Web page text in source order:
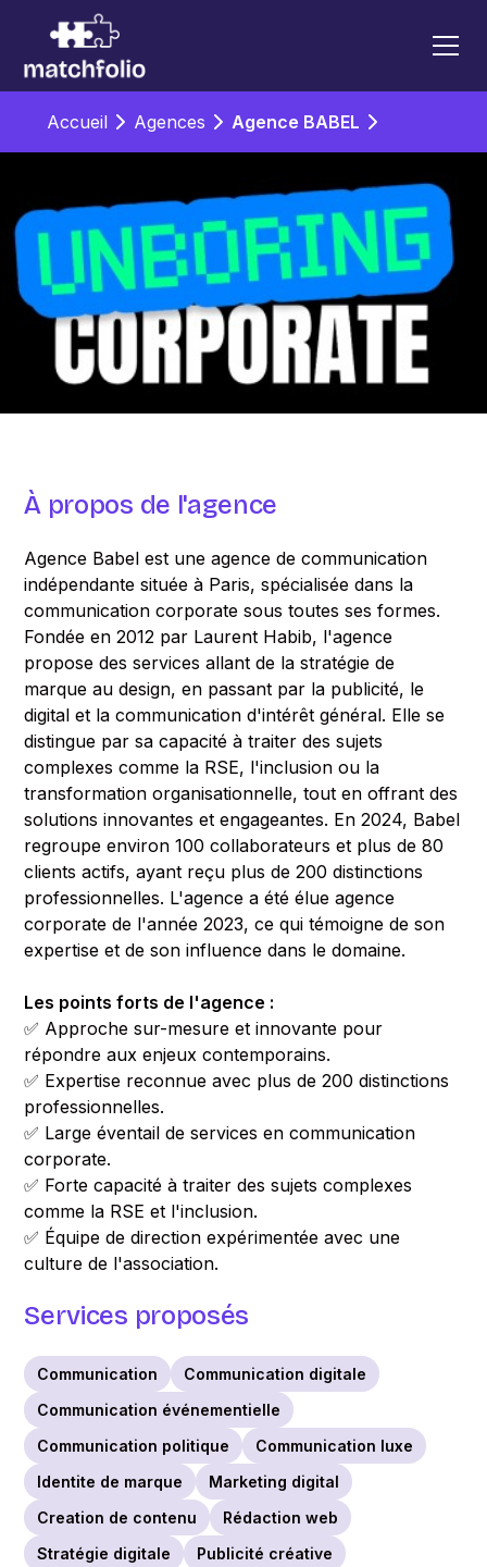
Accueil Agences Agence BABEL
À propos de l'agence
Agence Babel est une agence de communication
indépendante située à Paris, spécialisée dans la
communication corporate sous toutes ses formes.
Fondée en 2012 par Laurent Habib, l'agence
propose des services allant de la stratégie de
marque au design, en passant par la publicité, le
digital et la communication d'intérêt général. Elle se
distingue par sa capacité à traiter des sujets
complexes comme la RSE, l'inclusion ou la
transformation organisationnelle, tout en offrant des
solutions innovantes et engageantes. En 2024, Babel
regroupe environ 100 collaborateurs et plus de 80
clients actifs, ayant reçu plus de 200 distinctions
professionnelles. L'agence a été élue agence
corporate de l'année 2023, ce qui témoigne de son
expertise et de son influence dans le domaine.
Les points forts de l'agence :
✅ Approche sur-mesure et innovante pour
répondre aux enjeux contemporains.
✅ Expertise reconnue avec plus de 200 distinctions
professionnelles.
✅ Large éventail de services en communication
corporate.
✅ Forte capacité à traiter des sujets complexes
comme la RSE et l'inclusion.
✅ Équipe de direction expérimentée avec une
culture de l'association.
Services proposés
Communication
Communication digitale
Communication événementielle
Communication politique
Communication luxe
Identite de marque
Marketing digital
Creation de contenu
Rédaction web
Stratégie digitale
Publicité créative